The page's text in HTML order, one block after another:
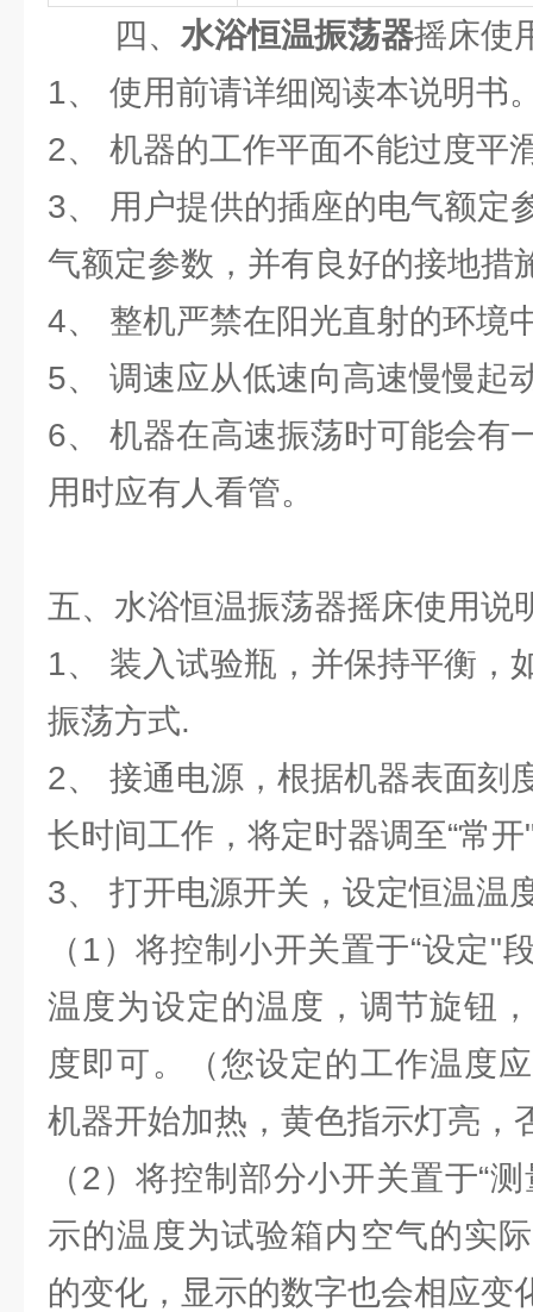
四、 水浴恒温振荡器摇床使
1、 使用前请详细阅读本说明书
2、 机器的工作平面不能过度平
3、 用户提供的插座的电气额定
气额定参数，并有良好的接地措
4、 整机严禁在阳光直射的环境
5、 调速应从低速向高速慢慢起
6、 机器在高速振荡时可能会有
用时应有人看管。
五、水浴恒温振荡器摇床使用说
1、 装入试验瓶，并保持平衡，
振荡方式.
2、 接通电源，根据机器表面刻
长时间工作，将定时器调至“常
3、 打开电源开关，设定恒温温
（1）将控制小开关置于“设定"
温度为设定的温度，调节旋钮
度即可。（您设定的工作温度
机器开始加热，黄色指示灯亮，
（2）将控制部分小开关置于“
示的温度为试验箱内空气的实
的变化，显示的数字也会相应变